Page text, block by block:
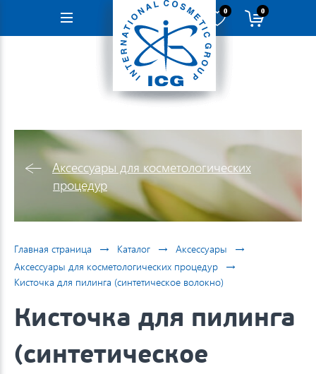
Навигация
0 0
Аксессуары для косметологических
процедур
Главная страница → Каталог → Аксессуары →
Аксессуары для косметологических процедур →
Кисточка для пилинга (синтетическое волокно)
Кисточка для пилинга
(синтетическое